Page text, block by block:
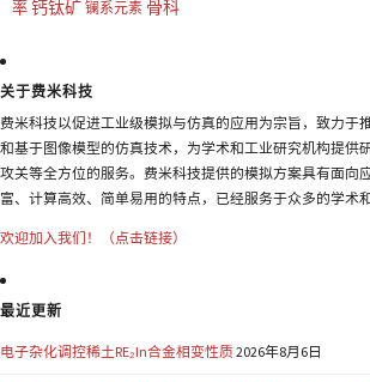
率钙钛矿 镧系元素 骨科
关于费米科技
费米科技以促进工业级模拟与仿真的应用为宗旨，致力于
和基于图像模型的仿真技术，为学术和工业研究机构提供
攻关等全方位的服务。费米科技提供的模拟方案具有面向
富、计算高效、简单易用的特点，已经服务于众多的学术
欢迎加入我们！（点击链接）
最近更新
电子杂化调控稀土RE₂In合金相变性质2026年8月6日